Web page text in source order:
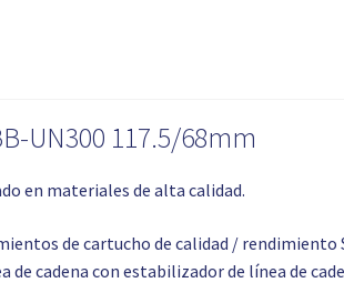
UN300 117.5/68mm
en materiales de alta calidad.
de cartucho de calidad / rendimiento
de cadena con estabilizador de línea de